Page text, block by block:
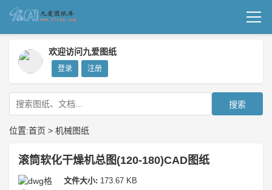
机械图纸
成套图纸
技术文档
我要上传
欢迎访问九爱图纸
登录 注册
搜索
位置:首页 > 机械图纸
滚筒软化干燥机总图(120-180)CAD图纸
文件大小: 173.67 KB